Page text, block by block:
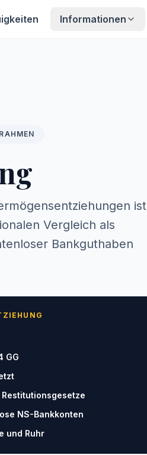
Informationen
ist
Vergleich als
Bankguthaben
GG
NS-Bankkonten
und Ruhr